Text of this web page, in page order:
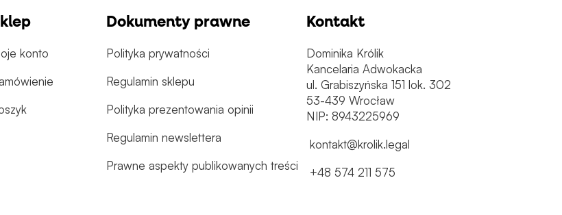
konto
Dokumenty prawne
Polityka prywatności
Regulamin sklepu
Polityka prezentowania opinii
Regulamin newslettera
Prawne aspekty publikowanych treści
Kontakt
Dominika Królik
Kancelaria Adwokacka
ul. Grabiszyńska 151 lok. 302
53-439 Wrocław
NIP: 8943225969
kontakt@krolik.legal
+48 574 211 575